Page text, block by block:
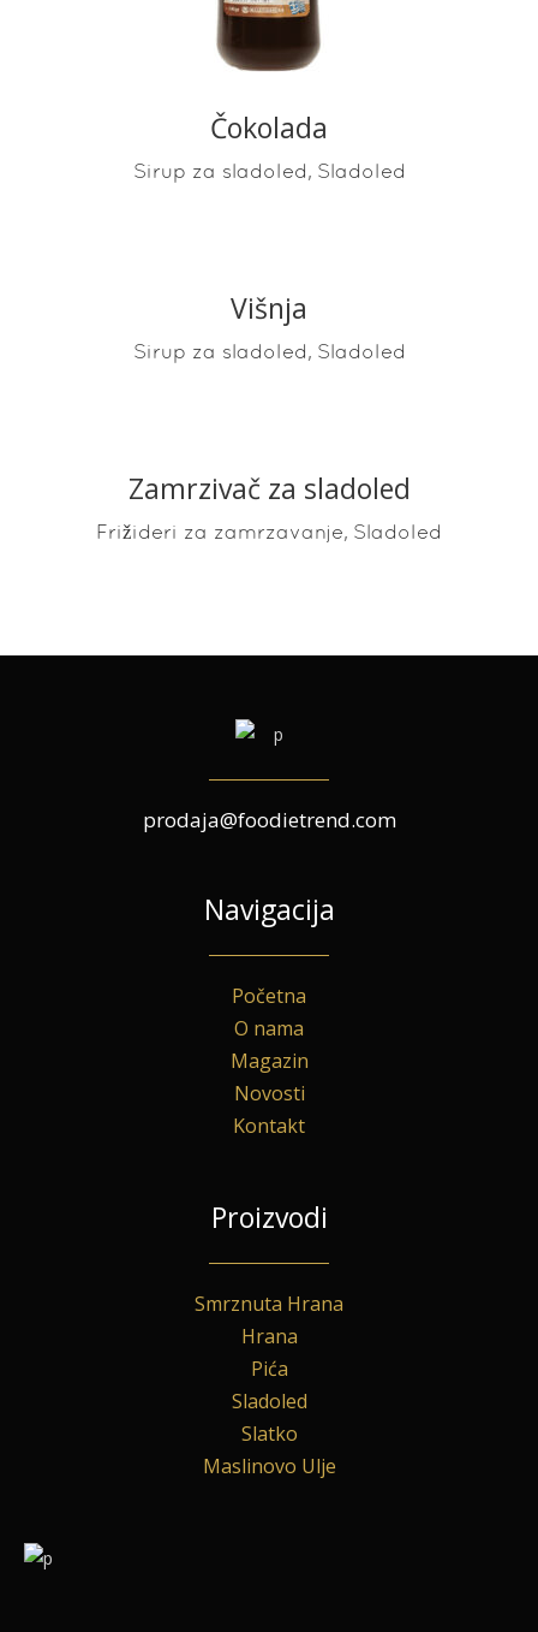
Čokolada
Sirup za sladoled, Sladoled
READ MORE
Višnja
Sirup za sladoled, Sladoled
READ MORE
Zamrzivač za sladoled
Frižideri za zamrzavanje, Sladoled
prodaja@foodietrend.com
Navigacija
Početna
O nama
Magazin
Novosti
Kontakt
Proizvodi
Smrznuta Hrana
Hrana
Pića
Sladoled
Slatko
Maslinovo Ulje